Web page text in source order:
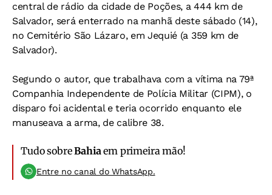
central de rádio da cidade de Poções, a 444 km de
Salvador, será enterrado na manhã deste sábado (14),
no Cemitério São Lázaro, em Jequié (a 359 km de
Salvador).
Segundo o autor, que trabalhava com a vítima na 79ª
Companhia Independente de Polícia Militar (CIPM), o
disparo foi acidental e teria ocorrido enquanto ele
manuseava a arma, de calibre 38.
Tudo sobreBahiaem primeira mão!
Entre no canal do WhatsApp.